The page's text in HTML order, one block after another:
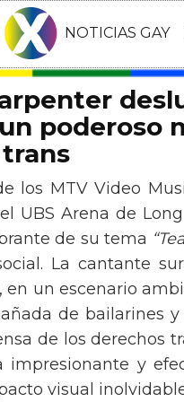
NOTICIAS GAY
poderoso
los MTV Video
UBS Arena de
de su tema
La cantante
en un escenario
de bailarines
de los derechos
impresionante y
visual